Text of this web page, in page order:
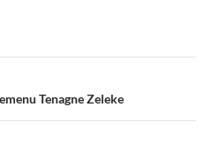
Tenagne Zeleke